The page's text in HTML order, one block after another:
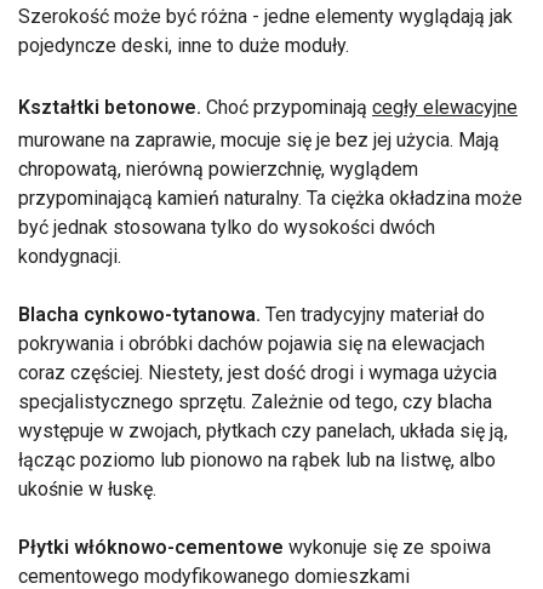
Szerokość może być różna - jedne elementy wyglądają jak
pojedyncze deski, inne to duże moduły.
Kształtki betonowe. Choć przypominają cegły elewacyjne
murowane na zaprawie, mocuje się je bez jej użycia. Mają
chropowatą, nierówną powierzchnię, wyglądem
przypominającą kamień naturalny. Ta ciężka okładzina może
być jednak stosowana tylko do wysokości dwóch
kondygnacji.
Blacha cynkowo-tytanowa. Ten tradycyjny materiał do
pokrywania i obróbki dachów pojawia się na elewacjach
coraz częściej. Niestety, jest dość drogi i wymaga użycia
specjalistycznego sprzętu. Zależnie od tego, czy blacha
występuje w zwojach, płytkach czy panelach, układa się ją,
łącząc poziomo lub pionowo na rąbek lub na listwę, albo
ukośnie w łuskę.
Płytki włóknowo-cementowe wykonuje się ze spoiwa
cementowego modyfikowanego domieszkami